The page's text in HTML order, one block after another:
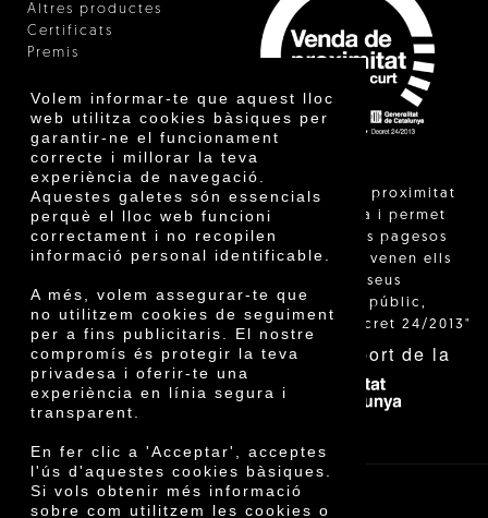
Volem informar-te que aquest lloc
web utilitza cookies bàsiques per
garantir-ne el funcionament
correcte i millorar la teva
experiència de navegació.
Aquestes galetes són essencials
perquè el lloc web funcioni
correctament i no recopilen
informació personal identificable.
A més, volem assegurar-te que
no utilitzem cookies de seguiment
per a fins publicitaris. El nostre
compromís és protegir la teva
privadesa i oferir-te una
experiència en línia segura i
transparent.
En fer clic a 'Acceptar', acceptes
l'ús d'aquestes cookies bàsiques.
Si vols obtenir més informació
sobre com utilitzem les cookies o
Altres productes
Certificats
Premis
"La venda de proximitat
està regulada i permet
identificar els pagesos
catalans que venen ells
mateixos els seus
productes al públic,
segons el Decret 24/2013"
Amb el suport de la